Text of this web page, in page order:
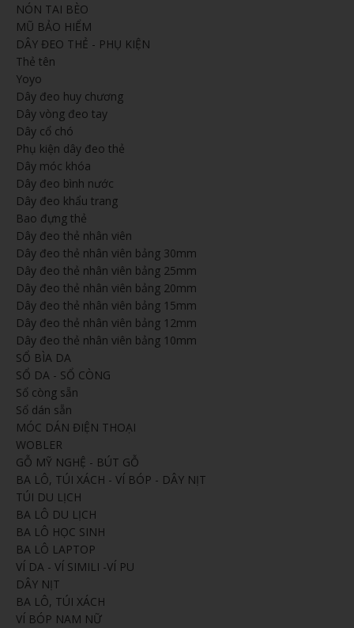
NÓN TAI BÈO
MŨ BẢO HIỂM
DÂY ĐEO THẺ - PHỤ KIỆN
Thẻ tên
Yoyo
Dây đeo huy chương
Dây vòng đeo tay
Dây cổ chó
Phụ kiện dây đeo thẻ
Dây móc khóa
Dây đeo bình nước
Dây đeo khẩu trang
Bao đựng thẻ
Dây đeo thẻ nhân viên
Dây đeo thẻ nhân viên bảng 30mm
Dây đeo thẻ nhân viên bảng 25mm
Dây đeo thẻ nhân viên bảng 20mm
Dây đeo thẻ nhân viên bảng 15mm
Dây đeo thẻ nhân viên bảng 12mm
Dây đeo thẻ nhân viên bảng 10mm
SỔ BÌA DA
SỔ DA - SỔ CÒNG
Sổ còng sẵn
Sổ dán sẵn
MÓC DÁN ĐIỆN THOẠI
WOBLER
GỖ MỸ NGHỆ - BÚT GỖ
BA LÔ, TÚI XÁCH - VÍ BÓP - DÂY NỊT
TÚI DU LỊCH
BA LÔ DU LỊCH
BA LÔ HỌC SINH
BA LÔ LAPTOP
VÍ DA - VÍ SIMILI -VÍ PU
DÂY NỊT
BA LÔ, TÚI XÁCH
VÍ BÓP NAM NỮ